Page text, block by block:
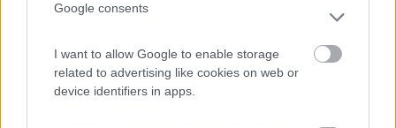
Google consents
I want to allow Google to enable storage
related to advertising like cookies on web or
device identifiers in apps.
per capire qual'è il cavo del frigo secondo me ci sono 2 modi:
ogni volta vedi dove non arriva più 220. Per 1 cavo non
mancherà 220 da nessuna parte, è quello del frigo.
2) con la220 staccata cortocircuiti il cavo in arrivo al frigo e
scolleghi tutti i cavi lato magnetotermico. Poi trovi il cavo che è